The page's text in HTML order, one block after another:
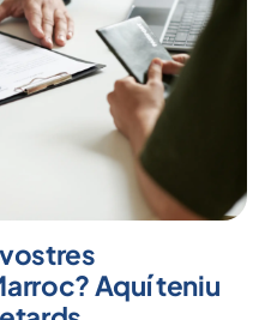
Aquí teniu